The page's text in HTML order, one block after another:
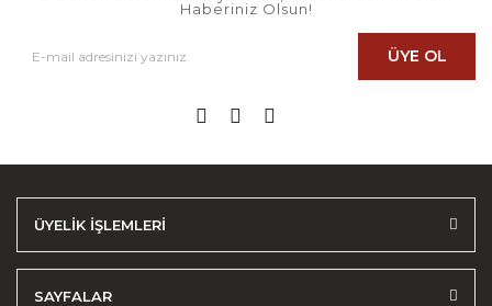
Haberiniz Olsun!
ÜYE OL
ÜYELİK İŞLEMLERİ
SAYFALAR